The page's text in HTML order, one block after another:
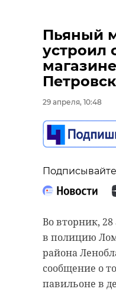
Пьяный
устроил
29 апреля, 10:48
Во вторник, 28
в полицию
района
сообщение о
павильоне в